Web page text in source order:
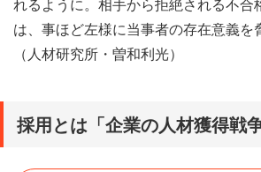
れるように。相手から拒絶される不合
は、事ほど左様に当事者の存在意義を
（人材研究所・曽和利光）
採用とは「企業の人材獲得戦